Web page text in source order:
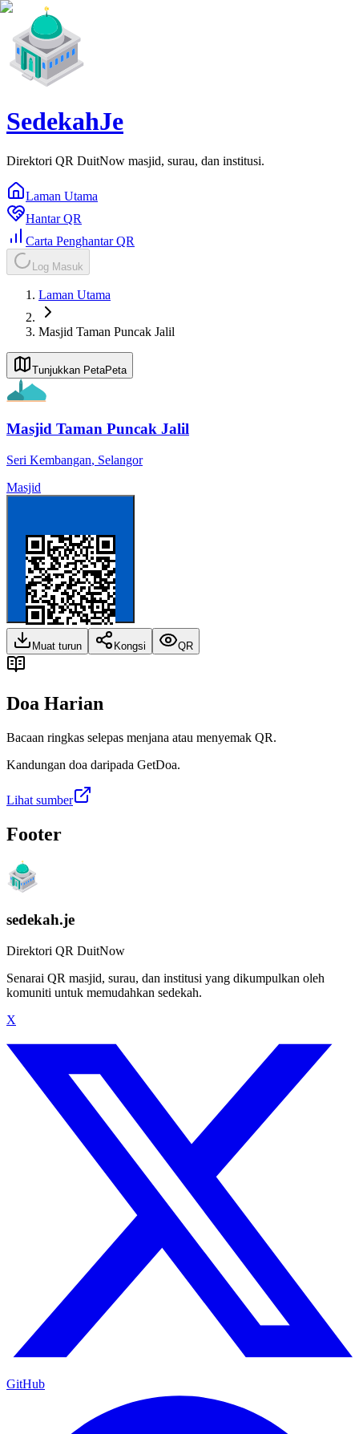
SedekahJe
Direktori QR DuitNow masjid, surau, dan institusi.
Laman Utama
Hantar QR
Carta Penghantar QR
Log Masuk
Laman Utama
Masjid Taman Puncak Jalil
Tunjukkan PetaPeta
Masjid Taman Puncak Jalil
Seri Kembangan, Selangor
Masjid
Muat turun Kongsi QR
Doa Harian
Bacaan ringkas selepas menjana atau menyemak QR.
Kandungan doa daripada GetDoa.
Lihat sumber
Footer
sedekah.je
Direktori QR DuitNow
Senarai QR masjid, surau, dan institusi yang dikumpulkan oleh
komuniti untuk memudahkan sedekah.
X
GitHub